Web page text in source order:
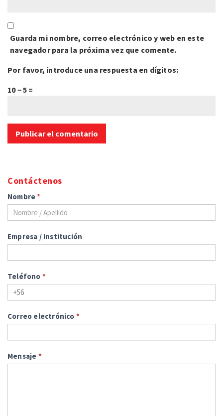
Guarda mi nombre, correo electrónico y web en este
navegador para la próxima vez que comente.
Por favor, introduce una respuesta en dígitos:
10 − 5 =
Contáctenos
Nombre*
Empresa / Institución
Teléfono *
Correo electrónico *
Mensaje *